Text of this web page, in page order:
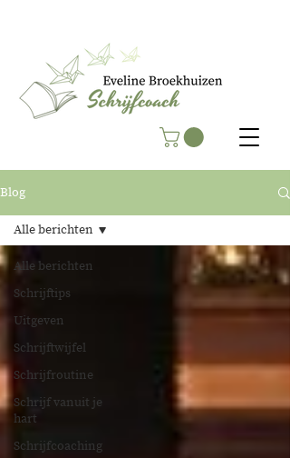
Blog
Alle berichten
Schrijftips
Uitgeven
Schrijftwijfel
Schrijfroutine
Schrijf vanuit je
hart
Schrijfcoaching
Alle berichten